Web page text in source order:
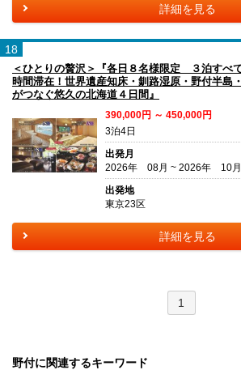
詳細を見る
18
＜ひとりの贅沢＞『各日８名様限定 ３泊すべ
時間滞在！世界遺産知床・釧路湿原・野付半
がつなぐ悠久の北海道４日間』
390,000円 ～ 450,000円
3泊4日
出発月
2026年 08月 ~ 2026年 10月
出発地
東京23区
詳細を見る
1
野付に関連するキーワード